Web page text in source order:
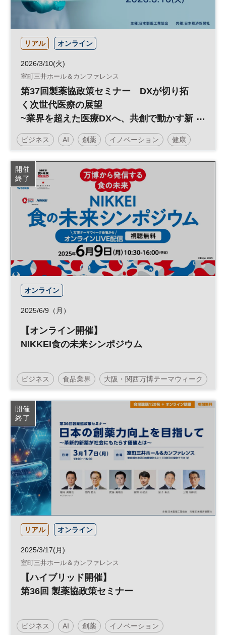
リアル オンライン
2026/3/10(火)
室町三井ホール＆カンファレンス
第37回製薬協政策セミナー DXが切り拓
く次世代医療の展望
~業界を超えた医療DXへ、共創で動かす新
たな試み
ビジネス AI 創薬 イノベーション 健康
医療 スタートアップ DX 参加無料
ヘルスケア ベンチャー
開催
終了
オンライン
2025/6/9（月）
【オンライン開催】
NIKKEI食の未来シンポジウム
ビジネス 食品業界 大阪・関西万博テーマウィーク
万博 大阪・関西万博 イノベーション
フードテック
開催
終了
リアル オンライン
2025/3/17(月)
室町三井ホール＆カンファレンス
【ハイブリッド開催】
第36回 製薬協政策セミナー
ビジネス AI 創薬 イノベーション